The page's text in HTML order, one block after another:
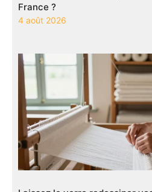
France ?
4 août 2026